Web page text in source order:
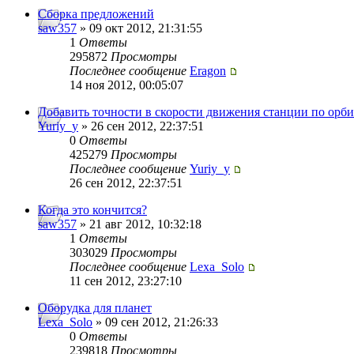
Сборка предложений
saw357 » 09 окт 2012, 21:31:55
1 Ответы
295872 Просмотры
Последнее сообщение Eragon
14 ноя 2012, 00:05:07
Добавить точности в скорости движения станции по
Yuriy_y » 26 сен 2012, 22:37:51
0 Ответы
425279 Просмотры
Последнее сообщение Yuriy_y
26 сен 2012, 22:37:51
Когда это кончится?
saw357 » 21 авг 2012, 10:32:18
1 Ответы
303029 Просмотры
Последнее сообщение Lexa_Solo
11 сен 2012, 23:27:10
Оборудка для планет
Lexa_Solo » 09 сен 2012, 21:26:33
0 Ответы
239818 Просмотры